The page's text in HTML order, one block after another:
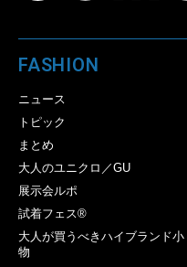
FASHION
ニュース
トピック
まとめ
大人のユニクロ／GU
展示会ルポ
試着フェス®︎
大人が買うべきハイブランド小
物